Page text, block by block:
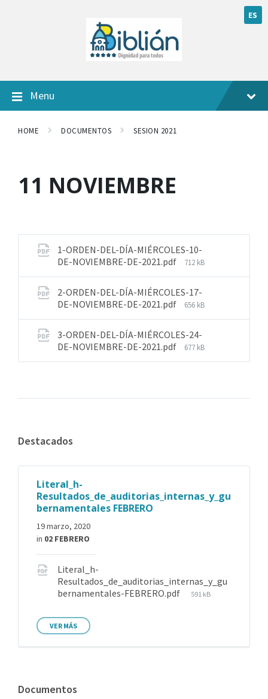
ES
Menu
HOME DOCUMENTOS SESION 2021
11 NOVIEMBRE
1-ORDEN-DEL-DÍA-MIÉRCOLES-10-
DE-NOVIEMBRE-DE-2021.pdf
712 kB
2-ORDEN-DEL-DÍA-MIÉRCOLES-17-
DE-NOVIEMBRE-DE-2021.pdf
656 kB
3-ORDEN-DEL-DÍA-MIÉRCOLES-24-
DE-NOVIEMBRE-DE-2021.pdf
677 kB
Destacados
Literal_h-
Resultados_de_auditorias_internas_y_gu
bernamentales FEBRERO
19 marzo, 2020
in 02 FEBRERO
Literal_h-
Resultados_de_auditorias_internas_y_gu
bernamentales-FEBRERO.pdf
591 kB
VER MÁS
Documentos